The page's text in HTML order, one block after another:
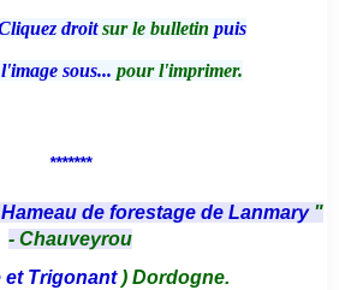
droitsur le bulletin puis
sous... pour l'imprimer.
*******
Hameau de forestage de Lanmary "
- Chauveyrou
Trigonant) Dordogne.